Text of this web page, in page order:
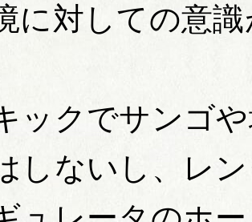
に対しての意
ックでサンゴ
しないし、レ